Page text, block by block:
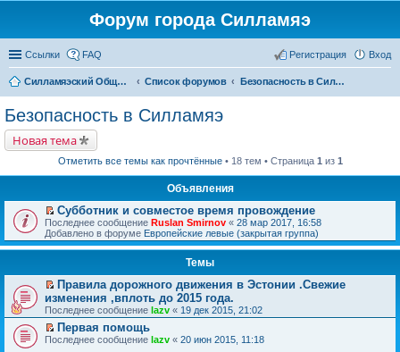
Форум города Силламяэ
Ссылки FAQ Вход
Регистрация
Силламяэский Общественный Новостной портал Список форумов Безопасность в Силламяэ
Безопасность в Силламяэ
Новая тема
Отметить все темы как прочтённые• 18 тем • Страница 1 из 1
Объявления
П
е
р
е
т
и
к
п
е
р
в
Субботник и совместое время провождение
Последнее сообщение Ruslan Smirnov « 28 мар 2017, 16:58
Добавлено в форуме Европейские левые (закрытая группа)
Темы
П
е
р
е
й
Правила дорожного движения в Эстонии .Свежие
изменения ,вплоть до 2015 года.
Последнее сообщение lazv « 19 дек 2015, 21:02
П
Первая помощь
Последнее сообщение lazv « 20 июн 2015, 11:18